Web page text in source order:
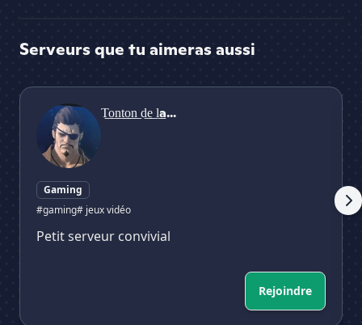
Serveurs que tu aimeras aussi
T͟o͟n͟t͟o͟n͟ d͟e͟ l͟a͟ L͟u͟m͟i͟è͟r͟e͟
T͟o͟n͟t͟o͟n͟ d͟e͟ l͟a...
Gaming
#gaming# jeux vidéo
Petit serveur convivial
Rejoindre